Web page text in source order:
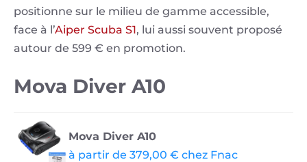
positionne sur le milieu de gamme accessible,
face à l’Aiper Scuba S1, lui aussi souvent proposé
autour de 599 € en promotion.
Mova Diver A10
Mova Diver A10
à partir de 379,00 € chez Fnac